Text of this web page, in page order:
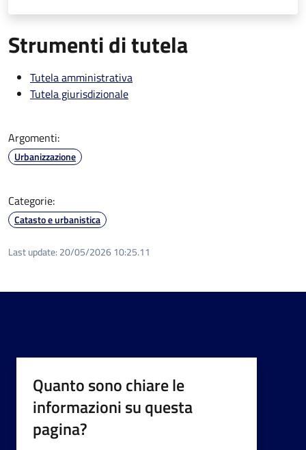
Strumenti di tutela
Tutela amministrativa
Tutela giurisdizionale
Argomenti:
Urbanizzazione
Categorie:
Catasto e urbanistica
Last update: 20/05/2026 10:25.11
Quanto sono chiare le
informazioni su questa
pagina?